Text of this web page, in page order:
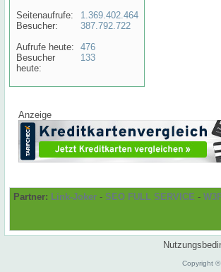
Seitenaufrufe:
Besucher:
Aufrufe heute:
Besucher
heute:
1.369.402.464
387.792.722
476
133
Anzeige
Partner: Link-Joker - SEO FULL SERVICE -
Copyright